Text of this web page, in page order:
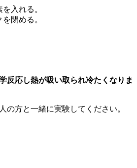
入れる。
閉める。
反応し熱が吸い取られ冷たくなりま
の方と一緒に実験してください。